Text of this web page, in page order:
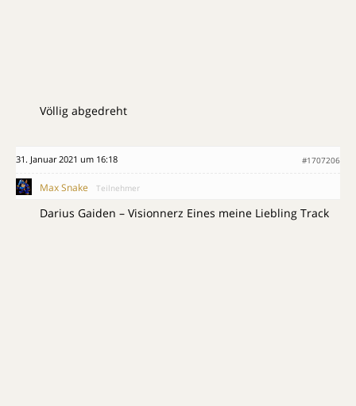
Völlig abgedreht
31. Januar 2021 um 16:18 #1707206
Max Snake Teilnehmer
Darius Gaiden – Visionnerz Eines meine Liebling Track